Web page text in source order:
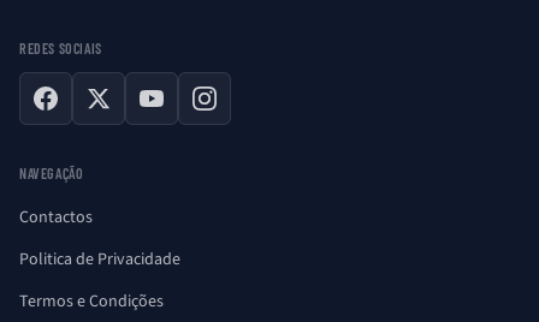
REDES SOCIAIS
Facebook
X YouTubeInstagram
NAVEGAÇÃO
Contactos
Politica de Privacidade
Termos e Condições